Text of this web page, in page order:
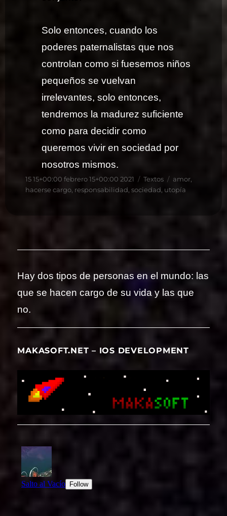
Solo entonces, cuando los
poderes paternalistas que nos
controlan como si fuesemos niños
pequeños se vuelvan
irrelevantes, solo entonces,
tendremos la madurez suficiente
como para decidir como
queremos vivir en sociedad por
nosotros mismos.
Publicado
el
15 15+00:00 febrero 15+00:00 2021 Categorías
Textos Etiquetas
amor
hacerse cargo responsabilidad, sociedad, utopía
Hay dos tipos de personas en el mundo: las
que se hacen cargo de su vida y las que
no.
MAKASOFT.NET – IOS DEVELOPMENT